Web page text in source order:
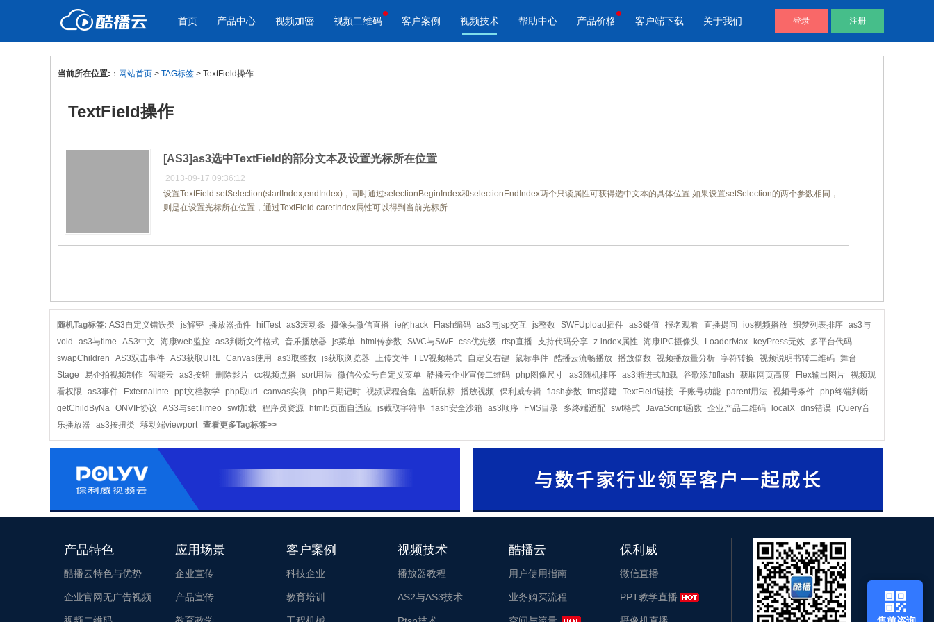
首页 产品中心
产品与新功能
教学课程全终端视频加密
防下载/防盗录/防录屏/防篡改
免费稳定无广告视频云服务
帮助企业视频轻松上云
自动生成视频二维码
帮助用户通过代码直接调用视频文
视频加密 视频二维码
应用场景
色
内容
工作汇报
客户案例 视频技术 帮助中心 产品价格 客户端下载 关于我们 登录 注册
当前所在位置: ： 网站首页 > TAG标签 > TextField操作
TextField操作
[AS3]as3选中TextField的部分文本及设置光标所在位置
2013-09-17 09:36:12
设置TextField.setSelection(startIndex,endIndex)，同时通过selectionBeginIndex和selectionEndIndex两个只读属性可获得选中文本的具体位置 如果设置setSelection的两个参数相同，
则是在设置光标所在位置，通过TextField.caretIndex属性可以得到当前光标所...
随机Tag标签: AS3自定义错误类 js解密 播放器插件 hitTest as3滚动条 摄像头微信直播 ie的hack Flash编码 as3与jsp交互 js整数 SWFUpload插件 as3键值 报名观看 直播提问 ios视频播放 织梦列表排序 as3与
void
as3与time AS3中文 海康web监控 as3判断文件格式 音乐播放器 js菜单 html传参数 SWC与SWF css优先级 rtsp直播 支持代码分享 z-index属性 海康IPC摄像头 LoaderMax keyPress无效
多平台代码
swapChildren
AS3双击事件 AS3获取URL Canvas使用 as3取整数 js获取浏览器 上传文件 FLV视频格式 自定义右键 鼠标事件 酷播云流畅播放 播放倍数 视频播放量分析 字符转换 视频说明书转二维码 舞台
Stage
易企拍视频制作 智能云 as3按钮 删除影片 cc视频点播 sort用法 微信公众号自定义菜单 酷播云企业宣传二维码 php图像尺寸 as3随机排序 as3渐进式加载 谷歌添加flash 获取网页高度 Flex输出图片 视频观
看权限
as3事件 ExternalInte ppt文档教学 php取url canvas实例 php日期记时 视频课程合集 监听鼠标 播放视频 保利威专辑 flash参数 fms搭建 TextField链接 子账号功能 parent用法 视频号条件 php终端判断
getChildByNa ONVIF协议 AS3与setTimeo swf加载 程序员资源 html5页面自适应 js截取字符串 flash安全沙箱 as3顺序 FMS目录 多终端适配 swf格式 JavaScript函数 企业产品二维码 localX dns错误 jQuery音
乐播放器
as3按扭类 移动端viewport 查看更多Tag标签>>
产品特色
酷播云特色与优势
企业官网无广告视频
应用场景
企业宣传
产品宣传
客户案例
科技企业
教育培训
视频技术
播放器教程
AS2与AS3技术
酷播云
用户使用指南
业务购买流程
保利威
微信直播
PPT教学直播